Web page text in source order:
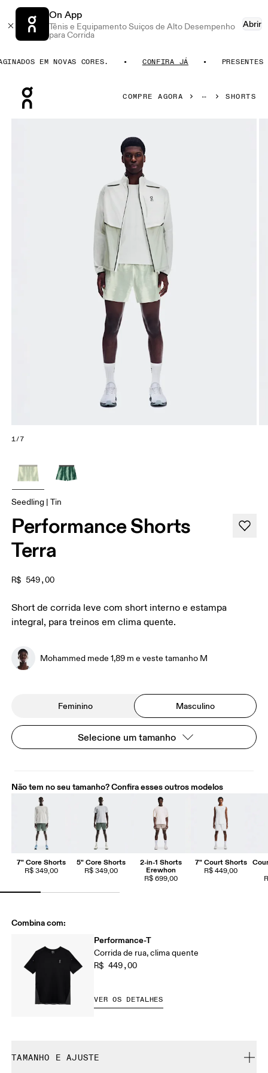
On App
Tênis e Equipamento Suiços de Alto Desempenho
para Corrida
Abrir
EM NOVAS CORES. CONFIRA JÁ PRESENTES
COMPRE AGORA SHORTS
1/7
Seedling | Tin
Performance Shorts
Terra
R$ 549,00
Short de corrida leve com short interno e estampa
integral, para treinos em clima quente.
Mohammed mede 1,89 m e veste tamanho M
Feminino Masculino
Selecione um tamanho
Não tem no seu tamanho? Confira esses outros modelos
7" Core Shorts
R$ 349,00
5" Core Shorts
R$ 349,00
2-in-1 Shorts
Erewhon
R$ 699,00
7" Court Shorts
R$ 449,00
Combina com:
Performance-T
Corrida de rua, clima quente
R$ 449,00
VER OS DETALHES
TAMANHO E AJUSTE